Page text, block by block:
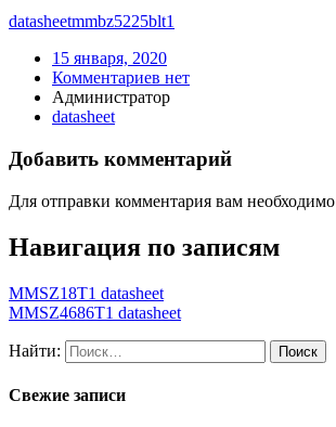
datasheetmmbz5225blt1
15 января, 2020
Комментариев нет
Администратор
datasheet
Добавить комментарий
Для отправки комментария вам необходимо
Навигация по записям
MMSZ18T1 datasheet
MMSZ4686T1 datasheet
Найти:
Свежие записи